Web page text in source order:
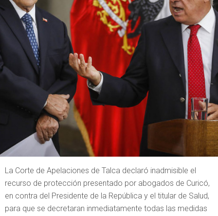
La Corte de Apelaciones de Talca declaró inadmisible el
recurso de protección presentado por abogados de Curicó,
en contra del Presidente de la República y el titular de Salud,
para que se decretaran inmediatamente todas las medidas